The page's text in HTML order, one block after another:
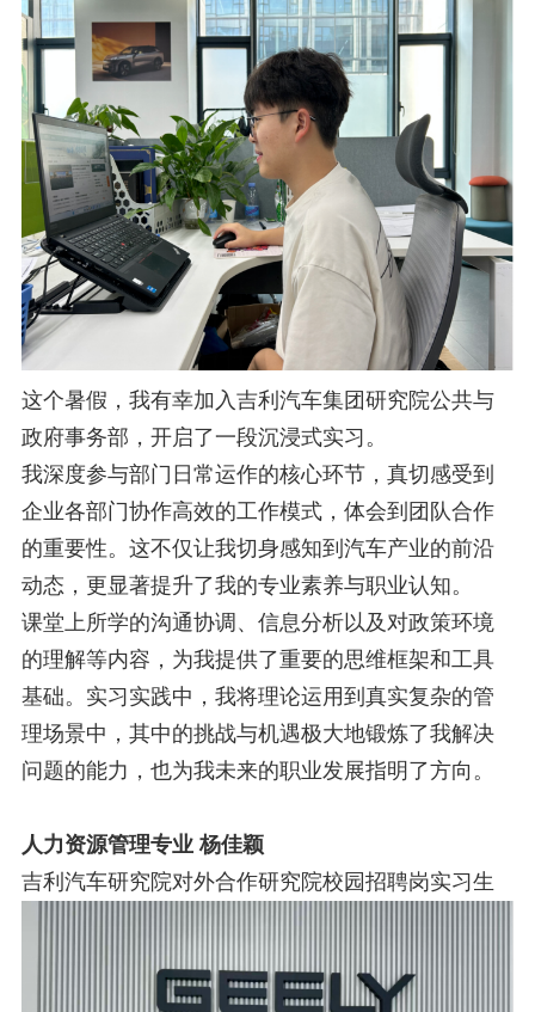
这个暑假，我有幸加入吉利汽车集团研究院公共与
政府事务部，开启了一段沉浸式实习。
我深度参与部门日常运作的核心环节，真切感受到
企业各部门协作高效的工作模式，体会到团队合作
的重要性。这不仅让我切身感知到汽车产业的前沿
动态，更显著提升了我的专业素养与职业认知。
课堂上所学的沟通协调、信息分析以及对政策环境
的理解等内容，为我提供了重要的思维框架和工具
基础。实习实践中，我将理论运用到真实复杂的管
理场景中，其中的挑战与机遇极大地锻炼了我解决
问题的能力，也为我未来的职业发展指明了方向。
人力资源管理专业 杨佳颖
吉利汽车研究院对外合作研究院校园招聘岗实习生